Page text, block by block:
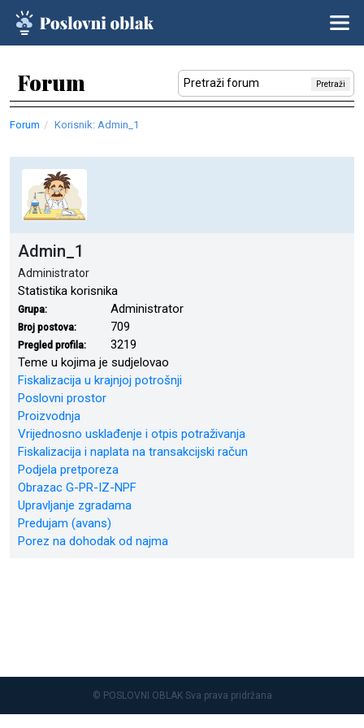
Forum Pretraži
Forum Korisnik: Admin_1
Admin_1
Administrator
Statistika korisnika
Grupa: Administrator
Broj postova: 709
Pregled profila:
3219
Teme u kojima je sudjelovao
Fiskalizacija u krajnjoj potrošnji
Poslovni prostor
Proizvodnja
Vrijednosno usklađenje i otpis potraživanja
Fiskalizacija i naplata na transakcijski račun
Podjela pretporeza
Obrazac G-PR-IZ-NPF
Upravljanje zgradama
Predujam (avans)
Porez na dohodak od najma
© POSLOVNI OBLAK Sva prava pridržana